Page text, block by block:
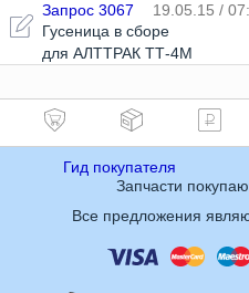
Запрос 3067 19.05.15 /
Гусеница в сборе
для АЛТТРАК ТТ-4М
Гид покупателя
Запчасти
Все предложения